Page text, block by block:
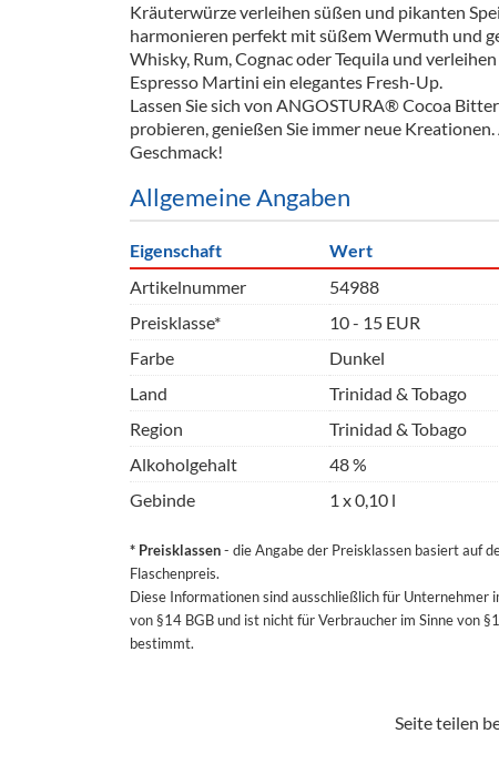
Kräuterwürze verleihen süßen und pikanten
harmonieren perfekt mit süßem Wermuth und
Whisky, Rum, Cognac oder Tequila und
Espresso Martini ein elegantes Fresh-Up.
Lassen Sie sich von ANGOSTURA® Cocoa
probieren, genießen Sie immer neue
Geschmack!
Allgemeine Angaben
Eigenschaft
Wert
Artikelnummer
54988
Preisklasse*
10 - 15 EUR
Farbe
Dunkel
Land
Trinidad & Tobago
Region
Trinidad & Tobago
Alkoholgehalt
48 %
Gebinde
1 x 0,10 l
* Preisklassen- die Angabe der Preisklassen basiert auf
Flaschenpreis.
Diese Informationen sind ausschließlich für Unternehmer
von §14 BGB und ist nicht für Verbraucher im Sinne von
bestimmt.
Seite teilen